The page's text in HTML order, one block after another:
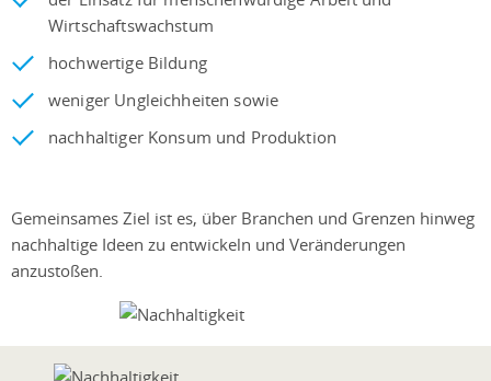
Wirtschaftswachstum
hochwertige Bildung
weniger Ungleichheiten sowie
nachhaltiger Konsum und Produktion
Gemeinsames Ziel ist es, über Branchen und Grenzen hinweg
nachhaltige Ideen zu entwickeln und Veränderungen
anzustoßen.